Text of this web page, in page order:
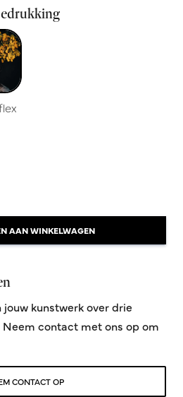
AAN WINKELWAGEN
kunstwerk over drie
contact met ons op om
CONTACT OP